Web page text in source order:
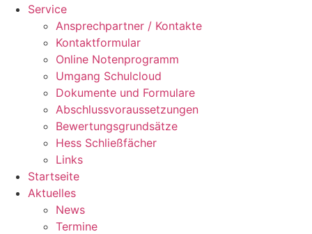
Service
Ansprechpartner / Kontakte
Kontaktformular
Online Notenprogramm
Umgang Schulcloud
Dokumente und Formulare
Abschlussvoraussetzungen
Bewertungsgrundsätze
Hess Schließfächer
Links
Startseite
Aktuelles
News
Termine